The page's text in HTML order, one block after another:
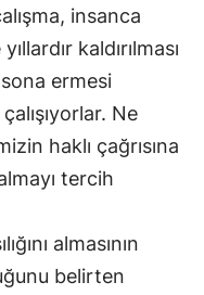
insanca
kaldırılması
ermesi
Ne
haklı çağrısına
tercih
almasının
belirten